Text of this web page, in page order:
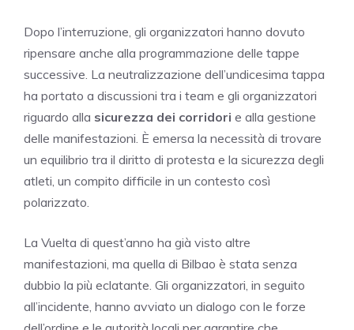
Dopo l’interruzione, gli organizzatori hanno dovuto
ripensare anche alla programmazione delle tappe
successive. La neutralizzazione dell’undicesima tappa
ha portato a discussioni tra i team e gli organizzatori
riguardo alla sicurezza dei corridori e alla gestione
delle manifestazioni. È emersa la necessità di trovare
un equilibrio tra il diritto di protesta e la sicurezza degli
atleti, un compito difficile in un contesto così
polarizzato.
La Vuelta di quest’anno ha già visto altre
manifestazioni, ma quella di Bilbao è stata senza
dubbio la più eclatante. Gli organizzatori, in seguito
all’incidente, hanno avviato un dialogo con le forze